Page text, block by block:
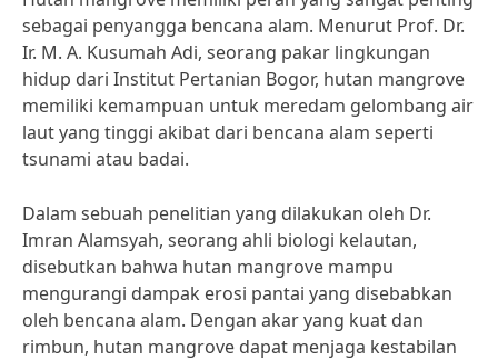
sebagai penyangga bencana alam. Menurut Prof. Dr.
Ir. M. A. Kusumah Adi, seorang pakar lingkungan
hidup dari Institut Pertanian Bogor, hutan mangrove
memiliki kemampuan untuk meredam gelombang air
laut yang tinggi akibat dari bencana alam seperti
tsunami atau badai.
Dalam sebuah penelitian yang dilakukan oleh Dr.
Imran Alamsyah, seorang ahli biologi kelautan,
disebutkan bahwa hutan mangrove mampu
mengurangi dampak erosi pantai yang disebabkan
oleh bencana alam. Dengan akar yang kuat dan
rimbun, hutan mangrove dapat menjaga kestabilan